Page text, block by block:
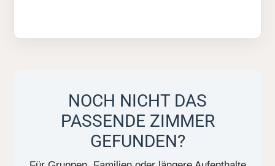
NOCH NICHT DAS
PASSENDE ZIMMER
GEFUNDEN?